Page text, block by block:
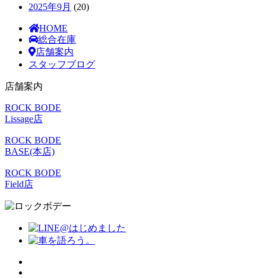
2025年9月 (20)
HOME
総合在庫
店舗案内
スタッフブログ
店舗案内
ROCK BODE
Lissage店
ROCK BODE
BASE(本店)
ROCK BODE
Field店